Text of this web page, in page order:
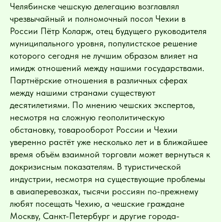
Челябинске чешскую делегацию возглавлял
чрезвычайный и полномочный посол Чехии в
России Пётр Коларж, отец будущего руководителя
муниципального уровня, популистское решение
которого сегодня не лучшим образом влияет на
имидж отношений между нашими государствами.
Партнёрские отношения в различных сферах
между нашими странами существуют
десятилетиями. По мнению чешских экспертов,
несмотря на сложную геополитическую
обстановку, товарооборот России и Чехии
уверенно растёт уже несколько лет и в ближайшее
время объём взаимной торговли может вернуться к
докризисным показателям. В туристической
индустрии, несмотря на существующие проблемы
в авиаперевозках, тысячи россиян по-прежнему
любят посещать Чехию, а чешские граждане
Москву, Санкт-Петербург и другие города-